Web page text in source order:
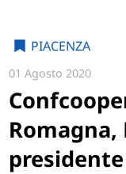
PIACENZA
01 Agosto 2020
presidente